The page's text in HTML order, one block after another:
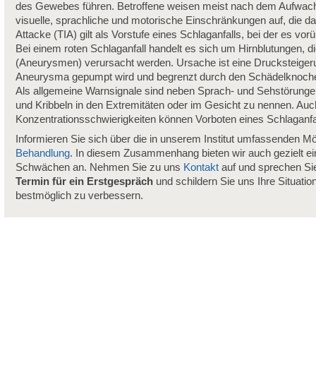
des Gewebes führen. Betroffene weisen meist nach dem
visuelle, sprachliche und motorische Einschränkungen auf, die
Attacke (TIA) gilt als Vorstufe eines Schlaganfalls, bei der es
Bei einem roten Schlaganfall handelt es sich um Hirnblutungen,
(Aneurysmen) verursacht werden. Ursache ist eine
Aneurysma gepumpt wird und begrenzt durch den
Als allgemeine Warnsignale sind neben Sprach- und
und Kribbeln in den Extremitäten oder im Gesicht zu nennen.
Konzentrationsschwierigkeiten können Vorboten eines
Informieren Sie sich über die in unserem Institut umfassenden
Behandlung. In diesem Zusammenhang bieten wir auch gezielt
Schwächen an. Nehmen Sie zu uns Kontaktauf und sprechen
Termin für ein Erstgesprächund schildern Sie uns Ihre
bestmöglich zu verbessern.